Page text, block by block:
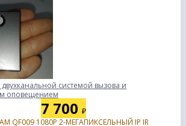
двухканальной системой вызова и
оповещением
7 700 ₽